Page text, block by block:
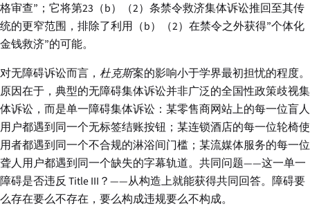
格审查”；它将第23（b）（2）条禁令救济集体诉讼推回至其传
统的更窄范围，排除了利用（b）（2）在禁令之外获得”个体化
金钱救济”的可能。
对无障碍诉讼而言， 杜克斯案的影响小于学界最初担忧的程度。
原因在于，典型的无障碍集体诉讼并非广泛的全国性政策歧视集
体诉讼，而是单一障碍集体诉讼：某零售商网站上的每一位盲人
用户都遇到同一个无标签结账按钮；某连锁酒店的每一位轮椅使
用者都遇到同一个不合规的淋浴间门槛；某流媒体服务的每一位
聋人用户都遇到同一个缺失的字幕轨道。共同问题——这一单一
障碍是否违反 Title III？——从构造上就能获得共同回答。障碍要
么存在要么不存在，要么构成违规要么不构成。